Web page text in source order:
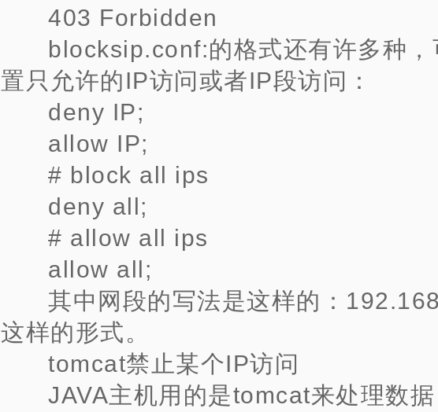
403 Forbidden
blocksip.conf:的格式还有许多种，
置只允许的IP访问或者IP段访问：
deny IP;
allow IP;
# block all ips
deny all;
# allow all ips
allow all;
其中网段的写法是这样的：
这样的形式。
tomcat禁止某个IP访问
JAVA主机用的是tomcat来处理数